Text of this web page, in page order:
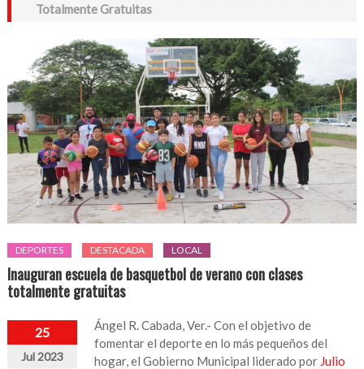
Totalmente Gratuitas
DEPORTES DESTACADA LOCAL
Inauguran escuela de basquetbol de verano con clases
totalmente gratuitas
25
Jul 2023
Ángel R. Cabada, Ver.- Con el objetivo de
fomentar el deporte en lo más pequeños del
hogar, el Gobierno Municipal liderado por Julio